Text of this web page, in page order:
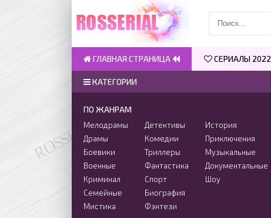
КАТЕГОРИИ
ПО ЖАНРАМ
Мелодрамы
Драмы
Боевики
Военные
Криминал
Семейные
Мистика
Детективы
Комедии
Триллеры
Фантастика
Спорт
Биография
Фэнтези
История
Приключения
Музыкальные
Документальные
Шоу
ГЛАВНАЯ СТРАНИЦА СЕРИАЛЫ 2022